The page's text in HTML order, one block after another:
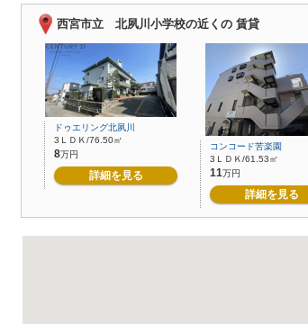
西宮市立 北夙川小学校の近くの 賃貸
ドゥエリング北夙川
3ＬＤＫ/76.50㎡
8万円
詳細を見る
コンコード苦楽園
3ＬＤＫ/61.53㎡
11万円
詳細を見る